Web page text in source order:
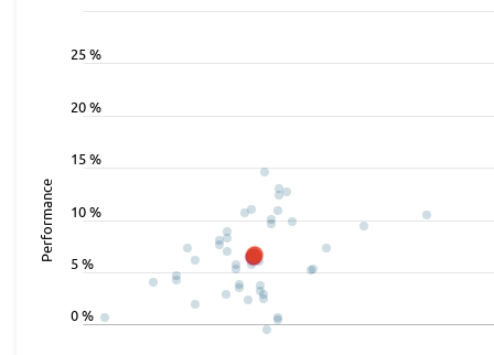
0 %
5 %
10 %
15 %
20 %
25 %
Performance